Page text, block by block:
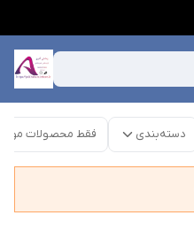
دسته‌بندی فقط محصولات